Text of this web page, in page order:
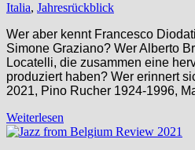
Italia, Jahresrückblick
Wer aber kennt Francesco
Simone Graziano? Wer Alberto
Locatelli, die zusammen eine
produziert haben? Wer erinnert
2021, Pino Rucher 1924-1996,
Weiterlesen